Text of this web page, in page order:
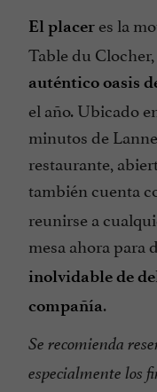
El placer es la
Table du
auténtico oasis
el año. Ubicado
minutos de
restaurante,
también cuenta
reunirse a
mesa ahora para
inolvidable de
compañía.
Se recomienda
especialmente los